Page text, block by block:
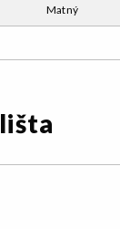
Matný